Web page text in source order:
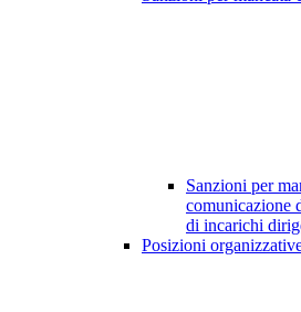
Sanzioni per
comunicazione
di incarichi
Posizioni